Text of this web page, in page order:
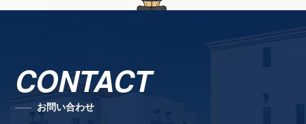
CONTACT
お問い合わせ